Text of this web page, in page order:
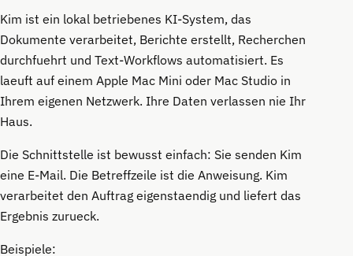
Kim ist ein lokal betriebenes KI-System, das
Dokumente verarbeitet, Berichte erstellt, Recherchen
durchfuehrt und Text-Workflows automatisiert. Es
laeuft auf einem Apple Mac Mini oder Mac Studio in
Ihrem eigenen Netzwerk. Ihre Daten verlassen nie Ihr
Haus.
Die Schnittstelle ist bewusst einfach: Sie senden Kim
eine E-Mail. Die Betreffzeile ist die Anweisung. Kim
verarbeitet den Auftrag eigenstaendig und liefert das
Ergebnis zurueck.
Beispiele: